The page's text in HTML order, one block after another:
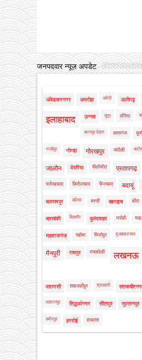
जनपदवार न्यूज़ अपडेट
अंबेडकरनगर अमरोहा अमेठी अलीगढ़
इलाहाबाद उन्नाव एटा औरैया
कानपुर देहात कासगंज
गाजीपुर गोण्डा गोरखपुर चंदौली
जालौन देवरिया पीलीभीत प्रतापगढ़
फर्रुखाबाद फिरोजाबाद फैजाबाद बदायूं
बलरामपुर बलिया बस्ती बहराइच बाँदा
बाराबंकी बिजनौर बुलंदशहर भदोही मऊ
महाराजगंज महोबा मिर्जापुर मुजफ्फरनगर
मैनपुरी रामपुर रायबरेली लखनऊ
वाराणसी शाहजहाँपुर श्रावस्ती
सहारनपुर सिद्धार्थनगर सीतापुर सुल्तानपुर
हमीरपुर हरदोई हाथरस